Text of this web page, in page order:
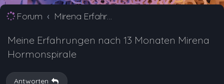
Forum Mirena Erfahrungsberichte und Nebenwirkungen
Meine Erfahrungen nach 13 Monaten Mirena
Hormonspirale
Antworten